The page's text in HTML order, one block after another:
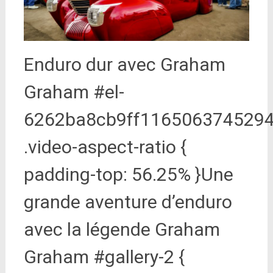
Enduro dur avec Graham
Graham #el-
.video-aspect-ratio {
padding-top: 56.25% }Une
grande aventure d’enduro
avec la légende Graham
Graham #gallery-2 {